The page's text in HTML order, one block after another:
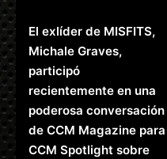
El exlíder de MISFITS,
Michale Graves,
participó
recientemente en una
poderosa conversación
de CCM Magazine para
CCM Spotlight sobre